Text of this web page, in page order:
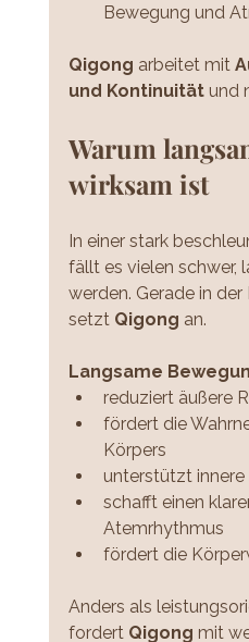
Bewegung und
Qigong arbeitet mit
und Kontinuität und
Warum
wirksam ist
In einer stark
fällt es vielen schwer,
werden. Gerade in
setzt Qigong an.
Langsame
reduziert äußere
fördert die
Körpers
unterstützt
schafft einen
Atemrhythmus
fördert die
Anders als
fordert Qigong mit